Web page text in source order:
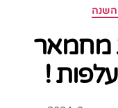
מחמאר
!